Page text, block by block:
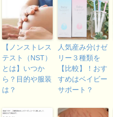
【ノンストレス
テスト（NST）
とは】いつか
ら？目的や服装
は？
人気産み分けゼ
リー３種類を
【比較】！おす
すめはベイビー
サポート？